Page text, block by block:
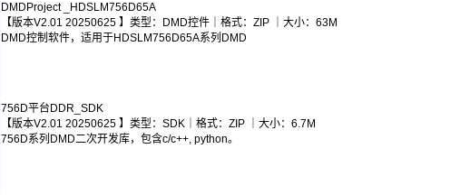
DMDProject _HDSLM756D65A
【版本V2.01 20250625 】 类型：DMD控件｜格式：ZIP ｜大小：63M
DMD控制软件，适用于HDSLM756D65A系列DMD
756D平台DDR_SDK
【版本V2.01 20250625 】 类型：SDK｜格式：ZIP ｜大小：6.7M
756D系列DMD二次开发库，包含c/c++, python。